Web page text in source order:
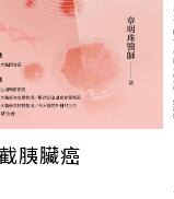
胰臟癌